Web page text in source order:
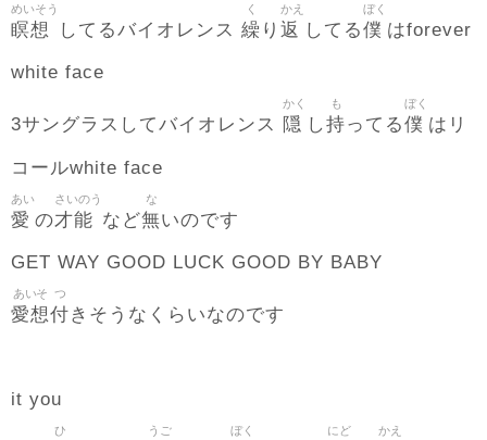
瞑想
めいそう
してるバイオレンス 繰
く
り 返
かえ
してる僕
ぼく
はforever
white face
3サングラスしてバイオレンス 隠
かく
し持
も
ってる僕
ぼく
はリ
コールwhite face
愛
あい
の才能
さいのう
など無
な
いのです
GET WAY GOOD LUCK GOOD BY BABY
愛想
あいそ
付
つ
きそうなくらいなのです
it you
ひ うご ぼく にど かえ